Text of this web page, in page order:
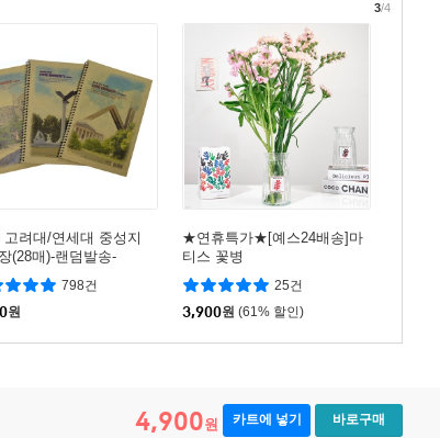
고려대/연세대 중성지
(28매)-랜덤발송-
798건
원
★연휴특가★[예스24배송]마
티스 꽃병
25건
3,900원 (61% 할인)
3/4
4,900원 카트에 넣기 바로구매